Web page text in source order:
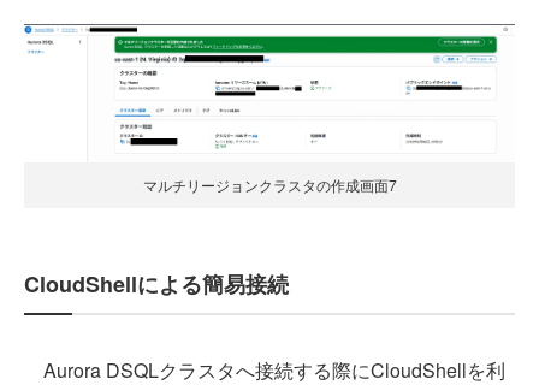
マルチリージョンクラスタの作成画面7
CloudShellによる簡易接続
Aurora DSQLクラスタへ接続する際にCloudShellを利